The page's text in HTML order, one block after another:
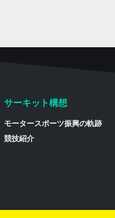
サーキット構想
モータースポーツ振興の軌跡
競技紹介